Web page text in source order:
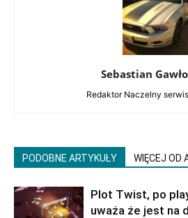
Sebastian
Redaktor Naczelny
PODOBNE ARTYKUŁY WIĘCEJ OD
Plot Twist, po
uważa że jest na